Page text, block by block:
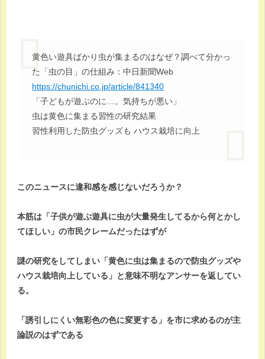
黄色い遊具ばかり虫が集まるのはなぜ？調べて分かっ
た「虫の目」の仕組み：中日新聞Web
https://chunichi.co.jp/article/841340
「子どもが遊ぶのに…。気持ちが悪い」
虫は黄色に集まる習性の研究結果
習性利用した防虫グッズも ハウス栽培に向上
このニュースに違和感を感じないだろうか？
本筋は「子供が遊ぶ遊具に虫が大量発生してるから何とかし
てほしい」の市民クレームだったはずが
謎の研究をしてしまい「黄色に虫は集まるので防虫グッズや
ハウス栽培向上している」と意味不明なアンサーを返してい
る。
「誘引しにくい無彩色の色に変更する」を市に求めるのが主
論説のはずである